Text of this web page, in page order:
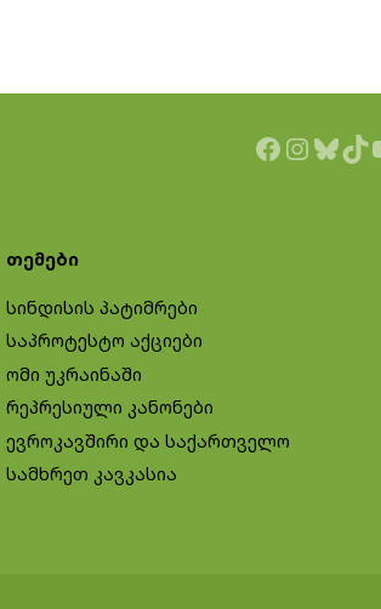
Facebook
თემები
სინდისის პატიმრები
საპროტესტო აქციები
ომი უკრაინაში
რეპრესიული კანონები
ევროკავშირი და საქართველო
სამხრეთ კავკასია